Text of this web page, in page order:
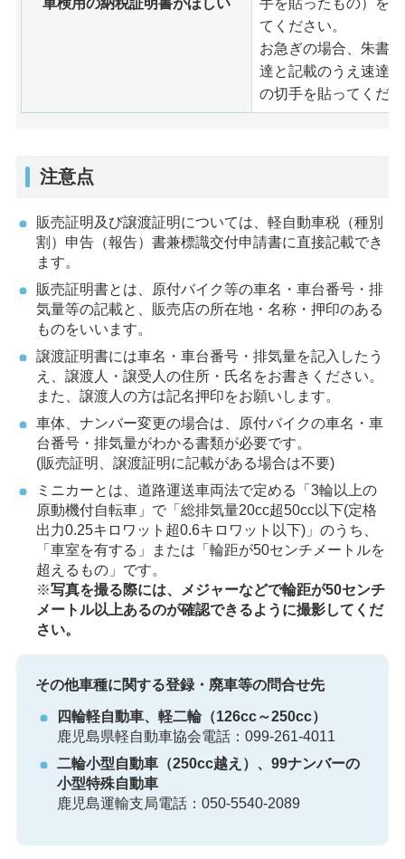
てください。
お急ぎの場合、朱書
達と記載のうえ速達
の切手を貼ってくだ
注意点
販売証明及び譲渡証明については、軽自動車税（種別
割）申告（報告）書兼標識交付申請書に直接記載でき
ます。
販売証明書とは、原付バイク等の車名・車台番号・排
気量等の記載と、販売店の所在地・名称・押印のある
ものをいいます。
譲渡証明書には車名・車台番号・排気量を記入したう
え、譲渡人・譲受人の住所・氏名をお書きください。
また、譲渡人の方は記名押印をお願いします。
車体、ナンバー変更の場合は、原付バイクの車名・車
台番号・排気量がわかる書類が必要です。
(販売証明、譲渡証明に記載がある場合は不要)
ミニカーとは、道路運送車両法で定める「3輪以上の
原動機付自転車」で「総排気量20cc超50cc以下(定格
出力0.25キロワット超0.6キロワット以下)」のうち、
「車室を有する」または「輪距が50センチメートルを
超えるもの」です。
※写真を撮る際には、メジャーなどで輪距が50センチ
メートル以上あるのが確認できるように撮影してくだ
さい。
その他車種に関する登録・廃車等の問合せ先
四輪軽自動車、軽二輪（126cc～250cc）
鹿児島県軽自動車協会電話：099-261-4011
二輪小型自動車（250cc越え）、99ナンバーの
小型特殊自動車
鹿児島運輸支局電話：050-5540-2089